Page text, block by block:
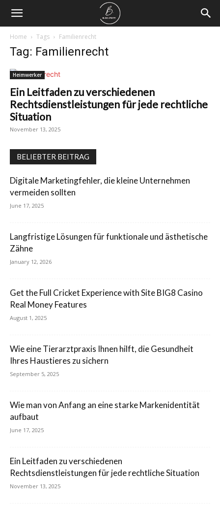
Home Tags Familienrecht
Tag: Familienrecht
Heimwerker
Ein Leitfaden zu verschiedenen
Rechtsdienstleistungen für jede rechtliche
Situation
November 13, 2025
BELIEBTER BEITRAG
Digitale Marketingfehler, die kleine Unternehmen
vermeiden sollten
June 17, 2025
Langfristige Lösungen für funktionale und ästhetische
Zähne
January 12, 2026
Get the Full Cricket Experience with Site BIG8 Casino
Real Money Features
August 1, 2025
Wie eine Tierarztpraxis Ihnen hilft, die Gesundheit
Ihres Haustieres zu sichern
September 5, 2025
Wie man von Anfang an eine starke Markenidentität
aufbaut
June 17, 2025
Ein Leitfaden zu verschiedenen
Rechtsdienstleistungen für jede rechtliche Situation
November 13, 2025